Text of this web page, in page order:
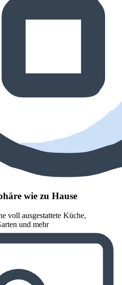
wie zu Hause
voll ausgestattete Küche,
und mehr